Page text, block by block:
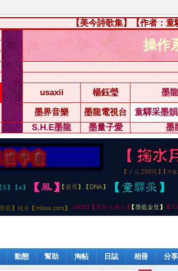
【美今詩歌集】【作者：
操作
usaxii 楊鈺瑩 墨
墨界音樂 墨龍電視台 童驛采墨
S.H.E墨龍 墨量子愛 墨
動態 幫助 淘帖 日誌 相冊 分享